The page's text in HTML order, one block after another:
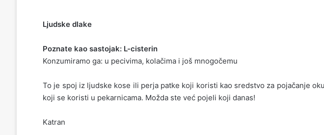
Ljudske dlake
Poznate kao sastojak: L-cisterin
Konzumiramo ga: u pecivima, kolačima i još mnogočemu
To je spoj iz ljudske kose ili perja patke koji koristi kao sredstvo za pojačanje
koji se koristi u pekarnicama. Možda ste već pojeli koji danas!
Katran